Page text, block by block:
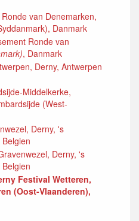
van Denemarken,
Danmark
Ronde van
, Danmark
Derny, Antwerpen
Middelkerke,
(West-
Derny, 's
Derny, 's
Festival Wetteren,
(Oost-Vlaanderen),